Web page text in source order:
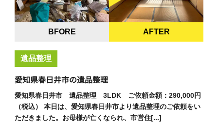
BFORE AFTER
遺品整理
愛知県春日井市の遺品整理
愛知県春日井市 遺品整理 3LDK ご依頼金額：290,000円
（税込） 本日は、愛知県春日井市より遺品整理のご依頼をい
ただきました。お母様が亡くなられ、市営住[...]